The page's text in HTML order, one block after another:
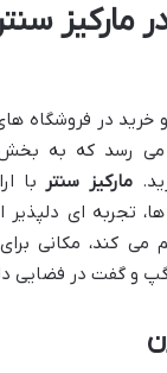
مارکیز
در فروشگاه
می رسد که به
مارکیز سنتر با
تجربه ای دلپذیر
می کند، مکانی
و گفت در فضایی